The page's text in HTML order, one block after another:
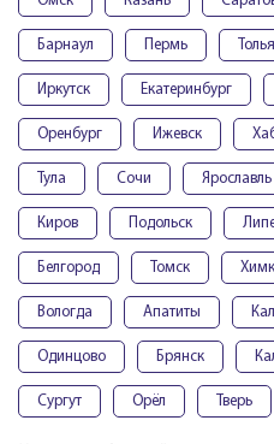
Барнаул Пермь
Иркутск Екатеринбург
Оренбург Ижевск
Тула Сочи Ярославль
Киров Подольск
Белгород Томск
Вологда Апатиты
Одинцово Брянск
Сургут Орёл Тверь